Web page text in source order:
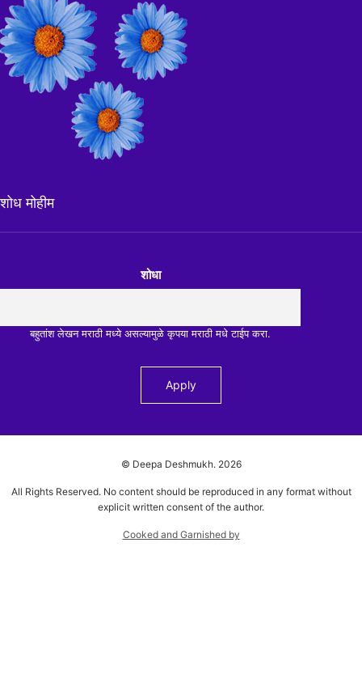
शोध मोहीम
शोधा
बहुतांश लेखन मराठी मध्ये असल्यामुळे कृपया मराठी मधे टाईप करा.
© Deepa Deshmukh. 2026
All Rights Reserved. No content should be reproduced in any format without
explicit written consent of the author.
Cooked and Garnished by